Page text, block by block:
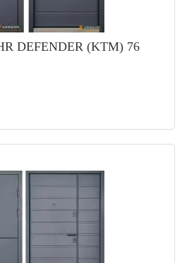
DEFENDER (KTM) 76